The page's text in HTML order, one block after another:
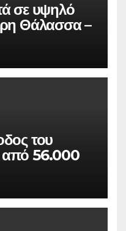
σε υψηλό
Θάλασσα –
ασφάλιστρα
του
56.000
σήμερα